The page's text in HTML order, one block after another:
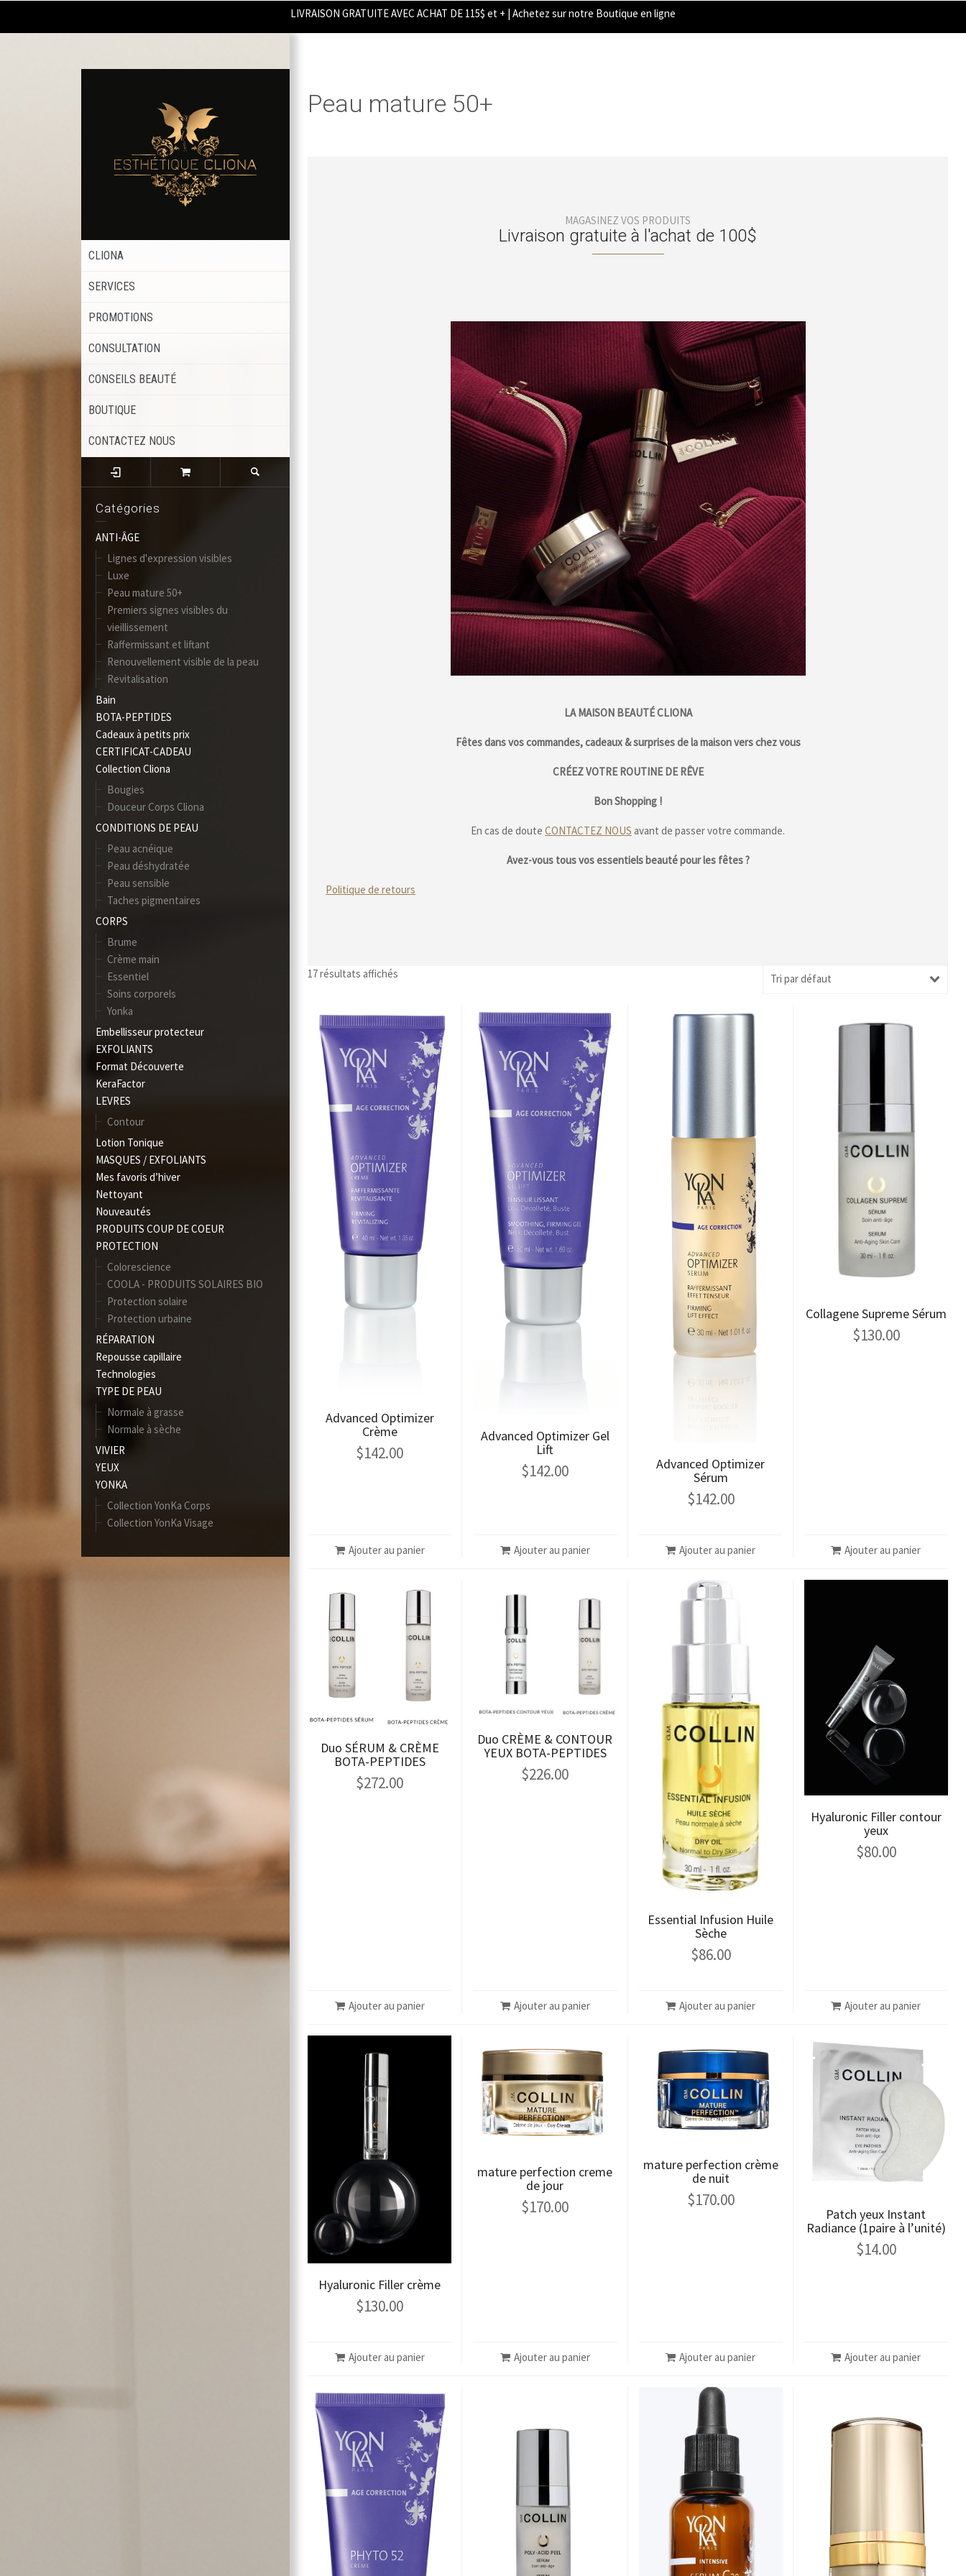
LIVRAISON GRATUITE AVEC ACHAT DE 115$ et + | Achetez sur notre Boutique en ligne
CLIONA
SERVICES
PROMOTIONS
CONSULTATION
CONSEILS BEAUTÉ
BOUTIQUE
CONTACTEZ NOUS
Catégories
ANTI-ÂGE
Lignes d'expression visibles
Luxe
Peau mature 50+
Premiers signes visibles du
vieillissement
Raffermissant et liftant
Renouvellement visible de la peau
Revitalisation
Bain
BOTA-PEPTIDES
Cadeaux à petits prix
CERTIFICAT-CADEAU
Collection Cliona
Bougies
Douceur Corps Cliona
CONDITIONS DE PEAU
Peau acnéique
Peau déshydratée
Peau sensible
Taches pigmentaires
CORPS
Brume
Crème main
Essentiel
Soins corporels
Yonka
Embellisseur protecteur
EXFOLIANTS
Format Découverte
KeraFactor
LEVRES
Contour
Lotion Tonique
MASQUES / EXFOLIANTS
Mes favoris d’hiver
Nettoyant
Nouveautés
PRODUITS COUP DE COEUR
PROTECTION
Colorescience
COOLA - PRODUITS SOLAIRES BIO
Protection solaire
Protection urbaine
RÉPARATION
Repousse capillaire
Technologies
TYPE DE PEAU
Normale à grasse
Normale à sèche
VIVIER
YEUX
YONKA
Collection YonKa Corps
Collection YonKa Visage
Peau mature 50+
MAGASINEZ VOS PRODUITS
Livraison gratuite à l'achat de 100$
LA MAISON BEAUTÉ CLIONA
Fêtes dans vos commandes, cadeaux & surprises de la maison vers chez vous
CRÉEZ VOTRE ROUTINE DE RÊVE
Bon Shopping !
En cas de douteCONTACTEZ NOUS avant de passer votre commande.
Avez-vous tous vos essentiels beauté pour les fêtes ?
Politique de retours
17 résultats affichés Tri par défaut
Advanced Optimizer
Crème
$142.00
Ajouter au panier
Advanced Optimizer Gel
Lift
$142.00
Ajouter au panier
Advanced Optimizer
Sérum
$142.00
Ajouter au panier
Collagene Supreme Sérum
$130.00
Ajouter au panier
Duo SÉRUM & CRÈME
BOTA-PEPTIDES
$272.00
Ajouter au panier
Duo CRÈME & CONTOUR
YEUX BOTA-PEPTIDES
$226.00
Ajouter au panier
Essential Infusion Huile
Sèche
$86.00
Ajouter au panier
Hyaluronic Filler contour
yeux
$80.00
Ajouter au panier
Hyaluronic Filler crème
$130.00
Ajouter au panier
mature perfection creme
de jour
$170.00
Ajouter au panier
mature perfection crème
de nuit
$170.00
Ajouter au panier
Patch yeux Instant
Radiance (1paire à l’unité)
$14.00
Ajouter au panier